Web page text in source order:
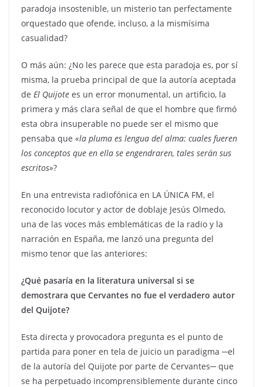
paradoja insostenible, un misterio tan perfectamente
orquestado que ofende, incluso, a la mismísima
casualidad?
O más aún: ¿No les parece que esta paradoja es, por sí
misma, la prueba principal de que la autoría aceptada
de El Quijote es un error monumental, un artificio, la
primera y más clara señal de que el hombre que firmó
esta obra insuperable no puede ser el mismo que
pensaba que «la pluma es lengua del alma: cuales fueren
los conceptos que en ella se engendraren, tales serán sus
escritos»?
En una entrevista radiofónica en LA ÚNICA FM, el
reconocido locutor y actor de doblaje Jesús Olmedo,
una de las voces más emblemáticas de la radio y la
narración en España, me lanzó una pregunta del
mismo tenor que las anteriores:
¿Qué pasaría en la literatura universal si se
demostrara que Cervantes no fue el verdadero autor
del Quijote?
Esta directa y provocadora pregunta es el punto de
partida para poner en tela de juicio un paradigma ─el
de la autoría del Quijote por parte de Cervantes─ que
se ha perpetuado incomprensiblemente durante cinco